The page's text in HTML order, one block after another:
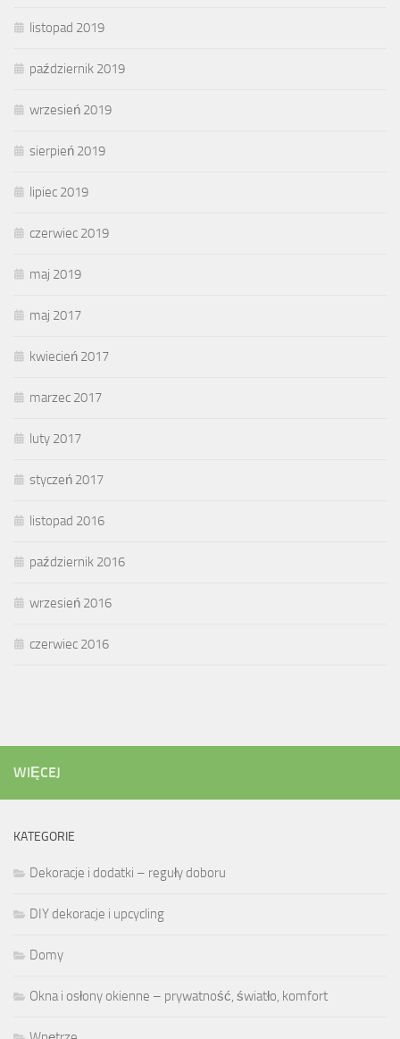
listopad 2019
październik 2019
wrzesień 2019
sierpień 2019
lipiec 2019
czerwiec 2019
maj 2019
maj 2017
kwiecień 2017
marzec 2017
luty 2017
styczeń 2017
listopad 2016
październik 2016
wrzesień 2016
czerwiec 2016
WIĘCEJ
KATEGORIE
Dekoracje i dodatki – reguły doboru
DIY dekoracje i upcycling
Domy
Okna i osłony okienne – prywatność, światło, komfort